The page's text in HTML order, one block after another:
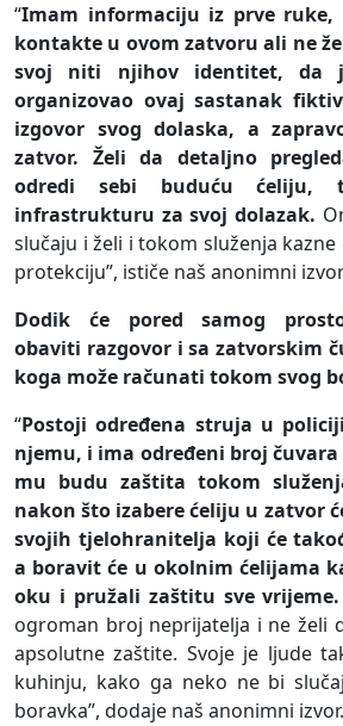
“Imam informaciju iz prve ruke,
kontakte u ovom zatvoru ali ne
svoj niti njihov identitet, da
organizovao ovaj sastanak
izgovor svog dolaska, a
zatvor. Želi da detaljno
odredi sebi buduću ćeliju,
infrastrukturu za svoj dolazak.
slučaju i želi i tokom služenja
protekciju”, ističe naš anonimni
Dodik će pored samog
obaviti razgovor i sa zatvorskim
koga može računati tokom svog
“Postoji određena struja u
njemu, i ima određeni broj
mu budu zaštita tokom
nakon što izabere ćeliju u zatvor
svojih tjelohranitelja koji će
a boravit će u okolnim ćelijama
oku i pružali zaštitu sve vrijeme.
ogroman broj neprijatelja i ne želi
apsolutne zaštite. Svoje je ljude
kuhinju, kako ga neko ne bi
boravka”, dodaje naš anonimni izvor.